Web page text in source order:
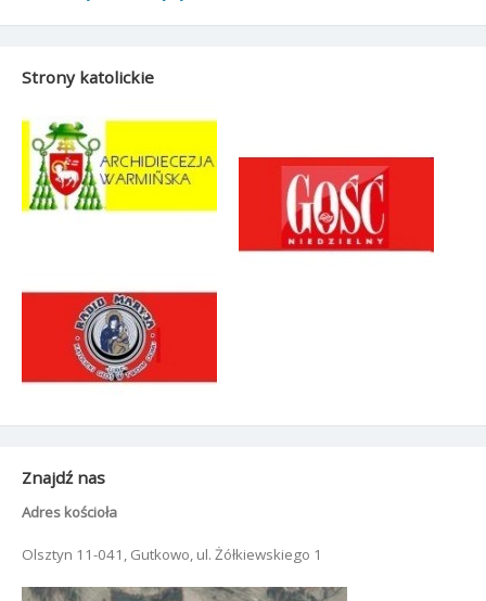
Strony katolickie
Znajdź nas
Adres kościoła
Olsztyn 11-041, Gutkowo, ul. Żółkiewskiego 1